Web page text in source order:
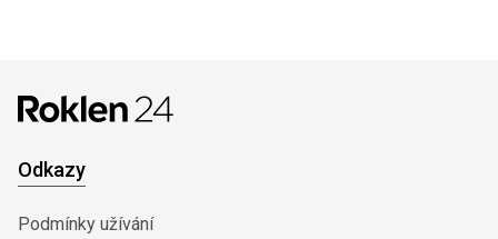
Odkazy
Podmínky užívání